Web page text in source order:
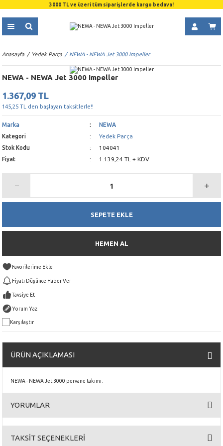
3000 TL ve üzeri tüm siparişlerde kargo bedava!
Anasayfa Yedek Parça NEWA - NEWA Jet 3000 Impeller
NEWA - NEWA Jet 3000 Impeller
1.367,09 TL
145,25 TL den başlayan taksitlerle!!
Marka
NEWA
Kategori
Yedek Parça
Stok Kodu
104041
Fiyat
1.139,24 TL + KDV
SEPETE EKLE
HEMEN AL
Fiyatı Düşünce Haber Ver
Tavsiye Et
Yorum Yaz
Karşılaştır
ÜRÜN AÇIKLAMASI
NEWA - NEWA Jet 3000 pervane takımı.
YORUMLAR
TAKSİT SEÇENEKLERİ